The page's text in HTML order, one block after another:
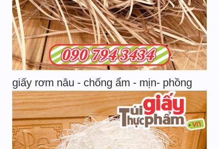
giấy rơm nâu - chống ẩm - mịn- phồng